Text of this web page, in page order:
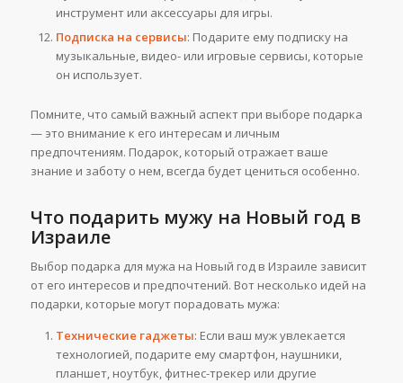
инструмент или аксессуары для игры.
Подписка на сервисы: Подарите ему подписку на
музыкальные, видео- или игровые сервисы, которые
он использует.
Помните, что самый важный аспект при выборе подарка
— это внимание к его интересам и личным
предпочтениям. Подарок, который отражает ваше
знание и заботу о нем, всегда будет цениться особенно.
Что подарить мужу на Новый год в
Израиле
Выбор подарка для мужа на Новый год в Израиле зависит
от его интересов и предпочтений. Вот несколько идей на
подарки, которые могут порадовать мужа:
Технические гаджеты: Если ваш муж увлекается
технологией, подарите ему смартфон, наушники,
планшет, ноутбук, фитнес-трекер или другие